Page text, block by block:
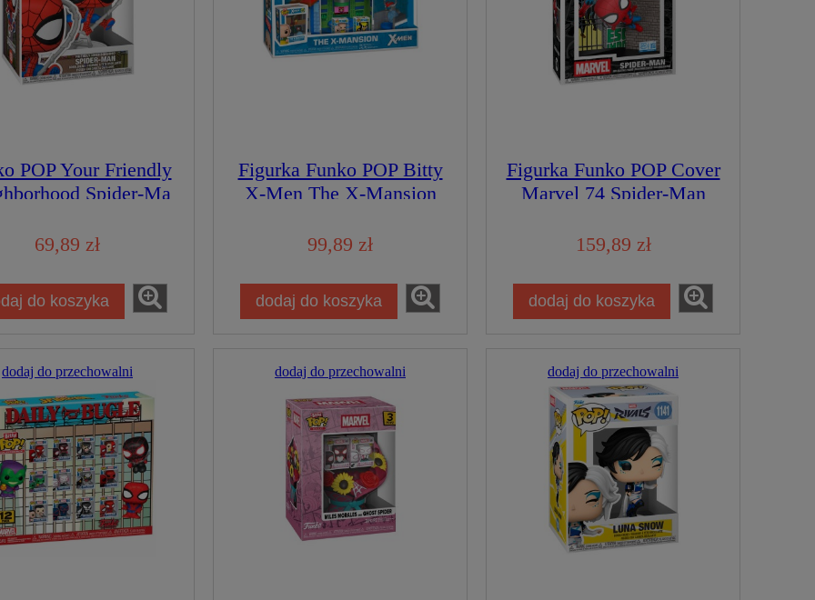
POP Your Friendly
Spider-Ma
Kolekcjonerska
69,89 zł
do koszyka
Figurka Funko POP Bitty
X-Men The X-Mansion
99,89 zł
dodaj do koszyka
Figurka Funko POP Cover
Marvel 74 Spider-Man
159,89 zł
dodaj do koszyka
dodaj do przechowalni dodaj do przechowalni dodaj do przechowalni